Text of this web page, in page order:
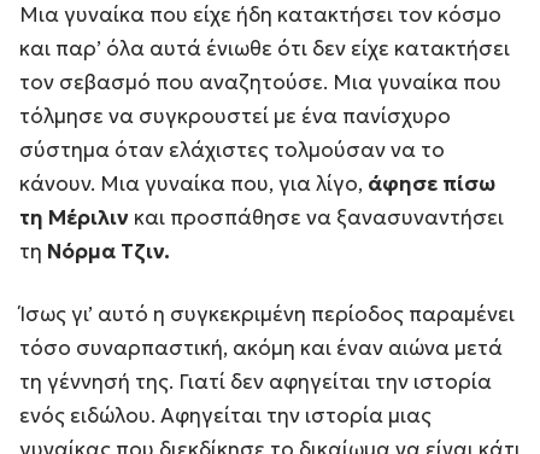
Μια γυναίκα που είχε ήδη κατακτήσει τον κόσμο
και παρ’ όλα αυτά ένιωθε ότι δεν είχε κατακτήσει
τον σεβασμό που αναζητούσε. Μια γυναίκα που
τόλμησε να συγκρουστεί με ένα πανίσχυρο
σύστημα όταν ελάχιστες τολμούσαν να το
κάνουν. Μια γυναίκα που, για λίγο, άφησε πίσω
τη Μέριλιν και προσπάθησε να ξανασυναντήσει
τη Νόρμα Τζιν.
Ίσως γι’ αυτό η συγκεκριμένη περίοδος παραμένει
τόσο συναρπαστική, ακόμη και έναν αιώνα μετά
τη γέννησή της. Γιατί δεν αφηγείται την ιστορία
ενός ειδώλου. Αφηγείται την ιστορία μιας